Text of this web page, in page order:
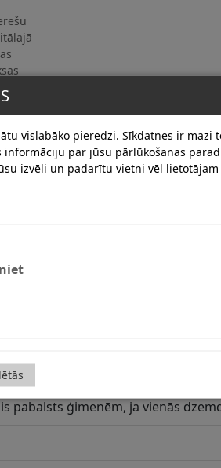
pabalsta apmērs?
maksājums par 3. un
pabalsts ģimenēm, ja vienās
vislabāko pieredzi. Sīkdatnes ir mazi
par jūsu pārlūkošanas
izvēli un padarītu vietni vēl